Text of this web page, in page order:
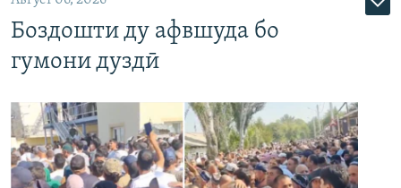
Боздошти ду афвшуда бо
гумони дуздӣ